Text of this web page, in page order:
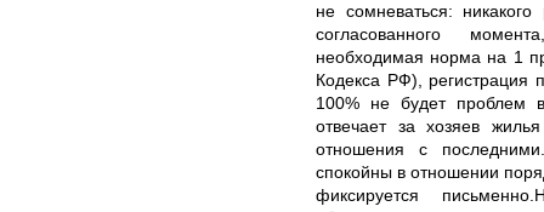
не сомневаться:
согласованного
необходимая норма на 1
Кодекса РФ), регистрация
100% не будет проблем
отвечает за хозяев
отношения с
спокойны в отношении
фиксируется